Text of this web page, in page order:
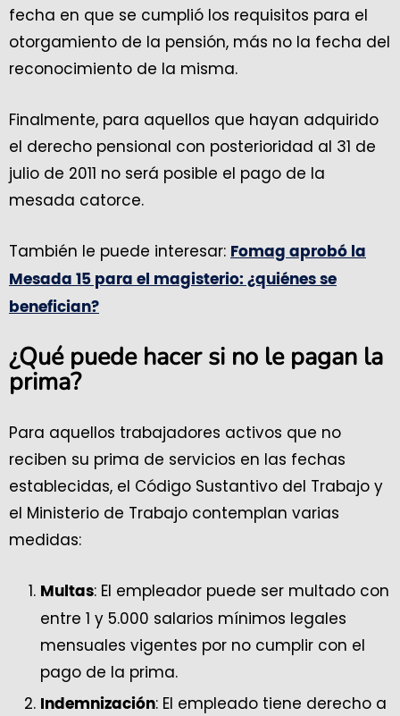
fecha en que se cumplió los requisitos para el
otorgamiento de la pensión, más no la fecha del
reconocimiento de la misma.
Finalmente, para aquellos que hayan adquirido
el derecho pensional con posterioridad al 31 de
julio de 2011 no será posible el pago de la
mesada catorce.
También le puede interesar: Fomag aprobó la
Mesada 15 para el magisterio: ¿quiénes se
benefician?
¿Qué puede hacer si no le pagan la
prima?
Para aquellos trabajadores activos que no
reciben su prima de servicios en las fechas
establecidas, el Código Sustantivo del Trabajo y
el Ministerio de Trabajo contemplan varias
medidas:
Multas: El empleador puede ser multado con
entre 1 y 5.000 salarios mínimos legales
mensuales vigentes por no cumplir con el
pago de la prima.
Indemnización: El empleado tiene derecho a